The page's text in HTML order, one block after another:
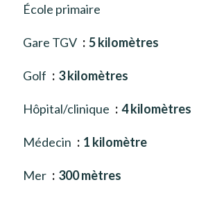
École primaire
Gare TGV 5 kilomètres
Golf 3 kilomètres
Hôpital/clinique 4 kilomètres
Médecin 1 kilomètre
Mer 300 mètres